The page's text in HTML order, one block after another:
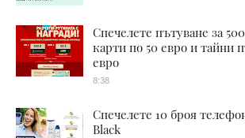
Спечелете пътуване за
карти по 50 евро и тайни
евро
8:38
Спечелете 10 броя
Black